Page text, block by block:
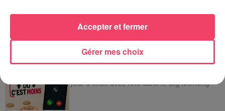
C'est plus ou c'est moins : Jusqu'à 300€ à gagner
!
jour à 8h50 avec Kris dans le Big Morning
Gérer mes choix
Accepter et fermer